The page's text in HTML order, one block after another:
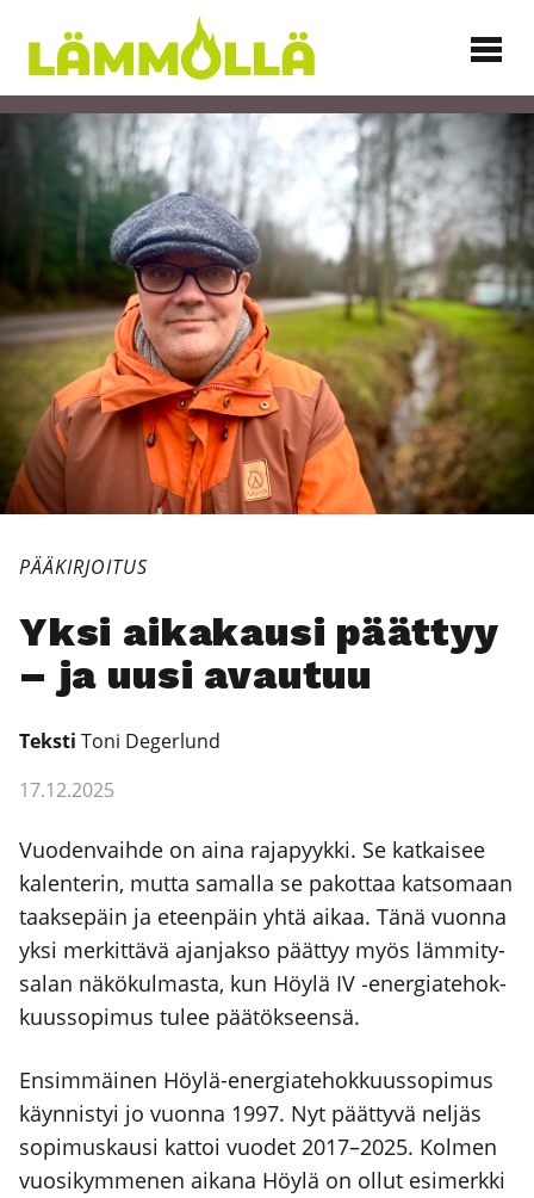
sisältöön
Lämmöllä
PÄÄKIRJOITUS
Yksi aika­kausi päät­tyy
– ja uusi avau­tuu
Teks­ti Toni Deger­lund
17.12.2025
Vuo­den­vaih­de on aina raja­pyyk­ki. Se kat­kai­see
kalen­te­rin, mut­ta samal­la se pakot­taa kat­so­maan
taak­se­päin ja eteen­päin yhtä aikaa. Tänä vuon­na
yksi mer­kit­tä­vä ajan­jak­so päät­tyy myös läm­mi­ty­
sa­lan näkö­kul­mas­ta, kun Höy­lä IV ‑ener­gia­te­hok­
kuus­so­pi­mus tulee pää­tök­seen­sä.
Ensim­mäi­nen Höy­lä-ener­gia­te­hok­kuus­so­pi­mus
käyn­nis­tyi jo vuon­na 1997. Nyt päät­ty­vä nel­jäs
sopi­mus­kausi kat­toi vuo­det 2017–2025. Kol­men
vuo­si­kym­me­nen aika­na Höy­lä on ollut esi­merk­ki